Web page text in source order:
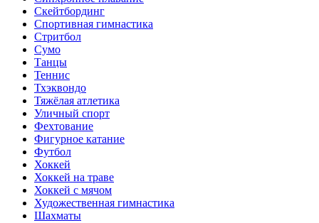
Скейтбординг
Спортивная гимнастика
Стритбол
Сумо
Танцы
Теннис
Тхэквондо
Тяжёлая атлетика
Уличный спорт
Фехтование
Фигурное катание
Футбол
Хоккей
Хоккей на траве
Хоккей с мячом
Художественная гимнастика
Шахматы